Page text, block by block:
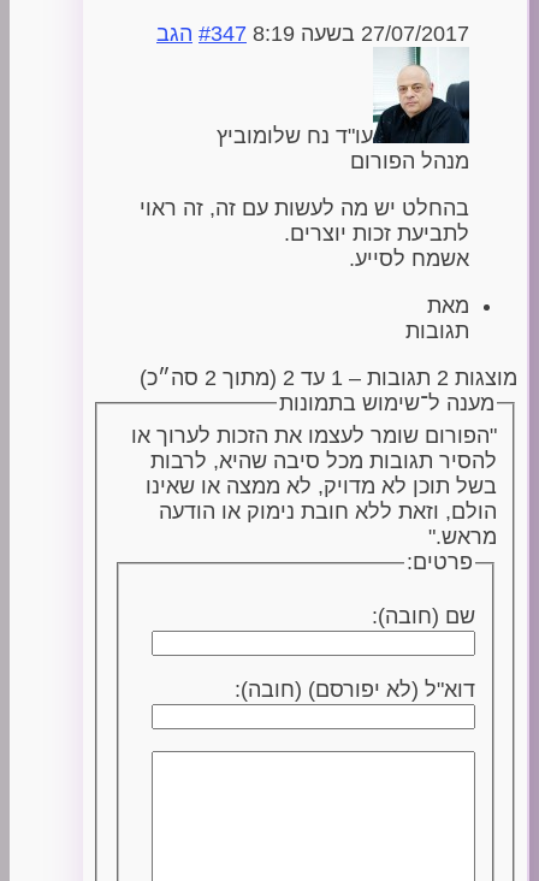
27/07/2017 בשעה 8:19
#347 הגב
עו"ד נח שלומוביץ
מנהל הפורום
בהחלט יש מה לעשות עם זה, זה ראוי
לתביעת זכות יוצרים.
אשמח לסייע.
מאת
תגובות
מוצגות 2 תגובות – 1 עד 2 (מתוך 2 סה״כ)
מענה ל־שימוש בתמונות
"הפורום שומר לעצמו את הזכות לערוך או
להסיר תגובות מכל סיבה שהיא, לרבות
בשל תוכן לא מדויק, לא ממצה או שאינו
הולם, וזאת ללא חובת נימוק או הודעה
מראש."
פרטים:
שם (חובה):
דוא"ל (לא יפורסם) (חובה):